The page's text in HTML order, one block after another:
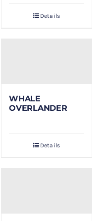
Details
WHALE
OVERLANDER
Details